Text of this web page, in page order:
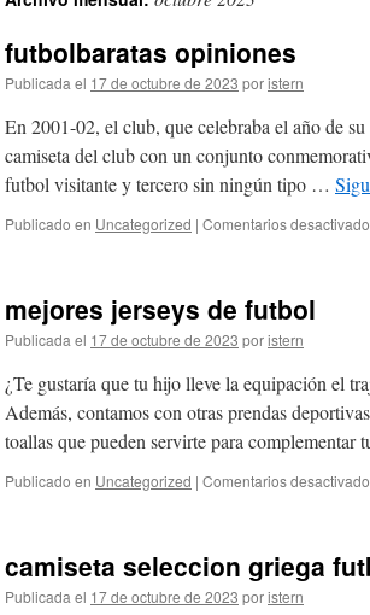
contenido
futbolbaratas opiniones
Publicada el 17 de octubre de 2023 poristern
En 2001-02, el club, que celebraba el año de
camiseta del club con un conjunto
futbol visitante y tercero sin ningún tipo …
Publicado en Uncategorized | Comentarios
mejores jerseys de futbol
Publicada el 17 de octubre de 2023 poristern
¿Te gustaría que tu hijo lleve la equipación el
Además, contamos con otras prendas
toallas que pueden servirte para
Publicado en Uncategorized | Comentarios
camiseta seleccion griega
Publicada el 17 de octubre de 2023 poristern